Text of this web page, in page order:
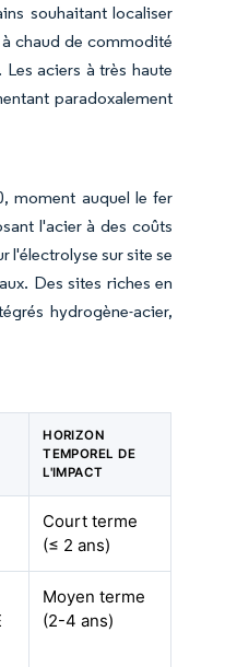
souhaitant localiser
chaud de commodité
aciers à très haute
paradoxalement
moment auquel le fer
l'acier à des coûts
l'électrolyse sur site se
Des sites riches en
hydrogène-acier,
HORIZON
TEMPOREL DE
L'IMPACT
Court terme
(≤ 2 ans)
Moyen terme
(2-4 ans)